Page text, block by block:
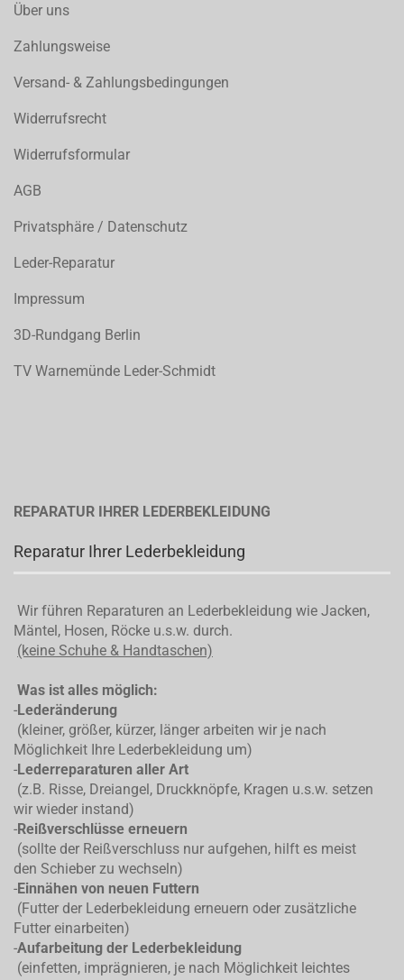
Über uns
Zahlungsweise
Versand- & Zahlungsbedingungen
Widerrufsrecht
Widerrufsformular
AGB
Privatsphäre / Datenschutz
Leder-Reparatur
Impressum
3D-Rundgang Berlin
TV Warnemünde Leder-Schmidt
REPARATUR IHRER LEDERBEKLEIDUNG
Reparatur Ihrer Lederbekleidung
Wir führen Reparaturen an Lederbekleidung wie Jacken,
Mäntel, Hosen, Röcke u.s.w. durch.
(keine Schuhe & Handtaschen)
Was ist alles möglich:
-Lederänderung
(kleiner, größer, kürzer, länger arbeiten wir je nach
Möglichkeit Ihre Lederbekleidung um)
-Lederreparaturen aller Art
(z.B. Risse, Dreiangel, Druckknöpfe, Kragen u.s.w. setzen
wir wieder instand)
-Reißverschlüsse erneuern
(sollte der Reißverschluss nur aufgehen, hilft es meist
den Schieber zu wechseln)
-Einnähen von neuen Futtern
(Futter der Lederbekleidung erneuern oder zusätzliche
Futter einarbeiten)
-Aufarbeitung der Lederbekleidung
(einfetten, imprägnieren, je nach Möglichkeit leichtes